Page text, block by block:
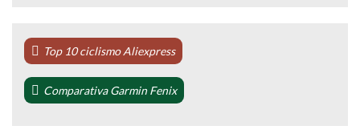
Top 10 ciclismo Aliexpress
Comparativa Garmin Fenix